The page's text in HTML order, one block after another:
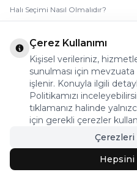
Halı Seçimi Nasıl Olmalıdır?
Halı Rengi Nasıl Seçilir?
Halı Temizliği Nasıl Yapılır?
Bebek Halı Temizliği Nasıl Yapılır?
7 Adımda Halı Lekesi Çıkarma
Halı Kaydırmaz Ped Nasıl Kullanılır?
© 2026 Halı Stores Her
Bu firma
Çerez Kullanımı
Kişisel verileriniz,
sunulması için
işlenir. Konuyla ilgili
Politikamızı
tıklamanız halinde
için gerekli çerezler
Hepsini